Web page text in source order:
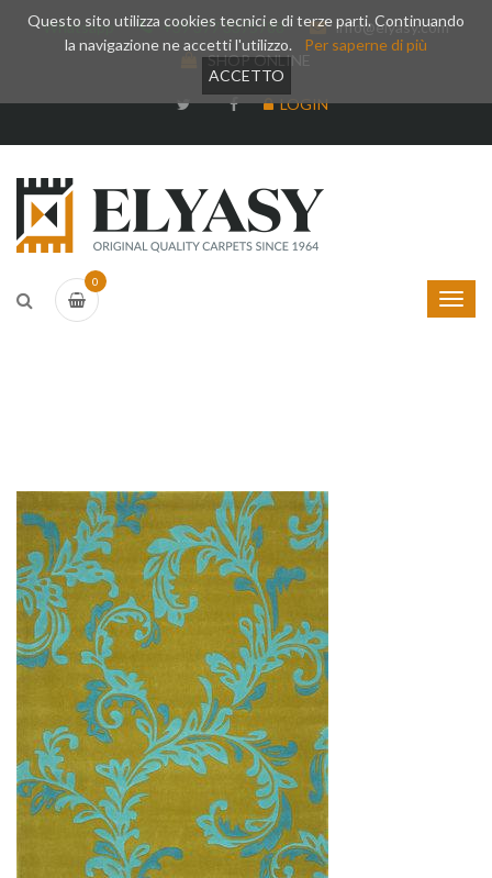
Whatsapp +39 377 3375788
info@elyasy.com
SHOP ONLINE
LOGIN
0
Questo sito utilizza cookies tecnici e di terze parti. Continuando
la navigazione ne accetti l'utilizzo.
Per saperne di più
ACCETTO